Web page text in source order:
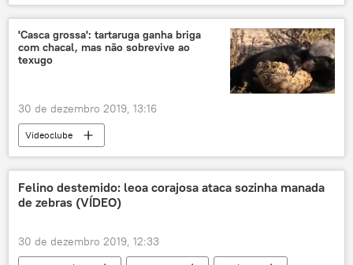
Facebook
multa
'Casca grossa': tartaruga ganha briga
com chacal, mas não sobrevive ao
texugo
30 de dezembro 2019, 13:16
Videoclube
Felino destemido: leoa corajosa ataca sozinha manada
de zebras (VÍDEO)
30 de dezembro 2019, 12:33